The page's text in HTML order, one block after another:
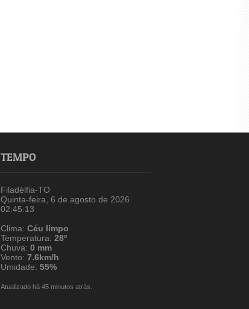
TEMPO
Filadélfia-TO
Quinta-feira, 6 de agosto de 2026
02:45:13
Clima: Céu limpo
Temperatura: 28º
Chuva: 0 mm
Vento: 7.6km/h
Umidade: 55%
Atualizado há 45 minutos atrás.